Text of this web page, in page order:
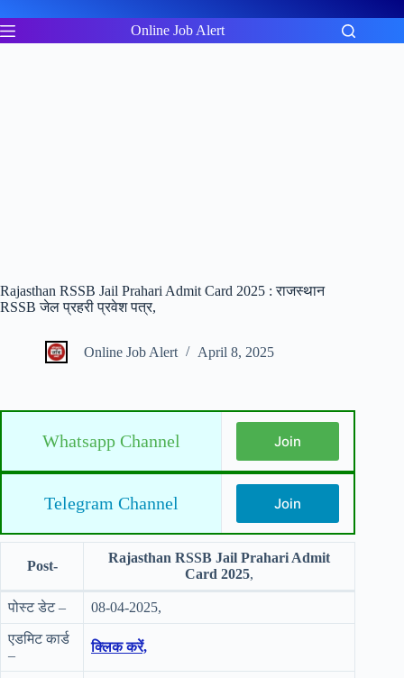
to
content
Online Job Alert
Rajasthan RSSB Jail Prahari Admit Card 2025 : राजस्थान
RSSB जेल प्रहरी प्रवेश पत्र,
Online Job Alert April 8, 2025
Whatsapp Channel Join
Telegram Channel Join
Post-
Rajasthan RSSB Jail Prahari Admit
Card 2025,
पोस्ट डेट – 08-04-2025,
एडमिट कार्ड
–
क्लिक करें,